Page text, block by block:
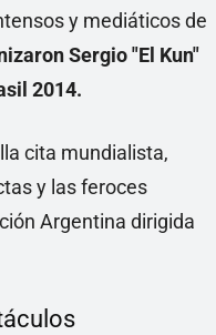
y mediáticos de
Sergio "El Kun"
2014.
cita mundialista,
y las feroces
Argentina dirigida